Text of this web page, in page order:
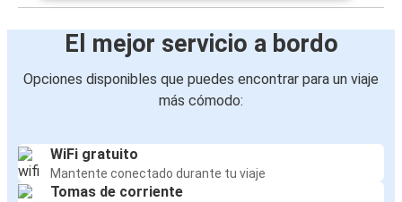
El mejor servicio a bordo
Opciones disponibles que puedes encontrar para un viaje
más cómodo:
WiFi gratuito
Mantente conectado durante tu viaje
Tomas de corriente